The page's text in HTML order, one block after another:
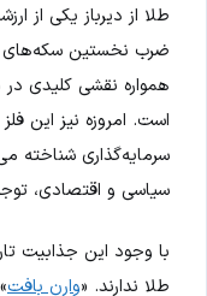
طلا از دیرباز یکی از
ضرب نخستین سکه‌های
همواره نقشی کلیدی در
است. امروزه نیز این
سرمایه‌گذاری شناخته
سیاسی و اقتصادی،
با وجود این جذابیت
طلا ندارند. «وارن بافت